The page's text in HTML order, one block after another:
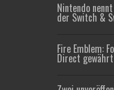
Nintendo
der Switch &
Fire Emblem:
Direct